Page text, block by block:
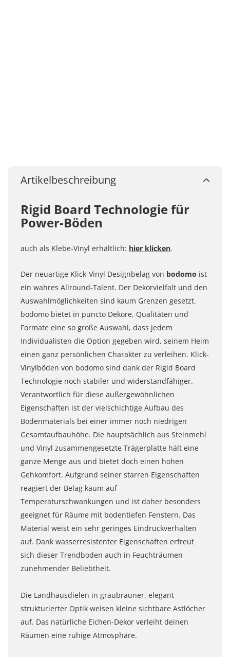
Artikelbeschreibung
Rigid Board Technologie für
Power-Böden
auch als Klebe-Vinyl erhältlich: hier klicken.
Der neuartige Klick-Vinyl Designbelag von bodomo ist
ein wahres Allround-Talent. Der Dekorvielfalt und den
Auswahlmöglichkeiten sind kaum Grenzen gesetzt.
bodomo bietet in puncto Dekore, Qualitäten und
Formate eine so große Auswahl, dass jedem
Individualisten die Option gegeben wird, seinem Heim
einen ganz persönlichen Charakter zu verleihen. Klick-
Vinylböden von bodomo sind dank der Rigid Board
Technologie noch stabiler und widerstandfähiger.
Verantwortlich für diese außergewöhnlichen
Eigenschaften ist der vielschichtige Aufbau des
Bodenmaterials bei einer immer noch niedrigen
Gesamtaufbauhöhe. Die hauptsächlich aus Steinmehl
und Vinyl zusammengesetzte Trägerplatte hält eine
ganze Menge aus und bietet doch einen hohen
Gehkomfort. Aufgrund seiner starren Eigenschaften
reagiert der Belag kaum auf
Temperaturschwankungen und ist daher besonders
geeignet für Räume mit bodentiefen Fenstern. Das
Material weist ein sehr geringes Eindruckverhalten
auf. Dank wasserresistenter Eigenschaften erfreut
sich dieser Trendboden auch in Feuchträumen
zunehmender Beliebtheit.
Die Landhausdielen in graubrauner, elegant
strukturierter Optik weisen kleine sichtbare Astlöcher
auf. Das natürliche Eichen-Dekor verleiht deinen
Räumen eine ruhige Atmosphäre.